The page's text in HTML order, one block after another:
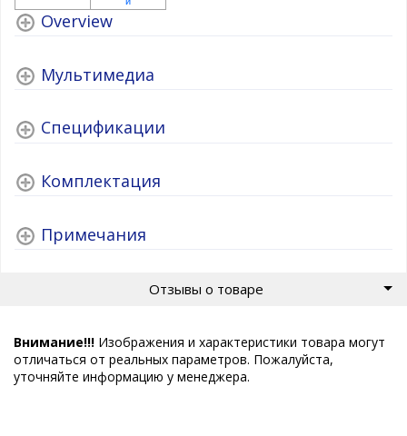
Overview
Мультимедиа
Спецификации
Комплектация
Примечания
Отзывы о товаре
Внимание!!! Изображения и характеристики товара могут
отличаться от реальных параметров. Пожалуйста,
уточняйте информацию у менеджера.